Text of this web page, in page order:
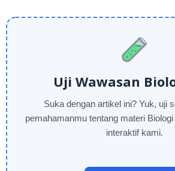
Uji Wawasan
Suka dengan artikel ini? Yuk, uji
pemahamanmu tentang materi
interaktif kami.